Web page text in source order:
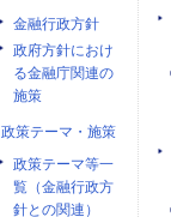
金融行政方針
政府方針におけ
る金融庁関連の
施策
政策テーマ・施策
政策テーマ等一
覧（金融行政方
針との関連）